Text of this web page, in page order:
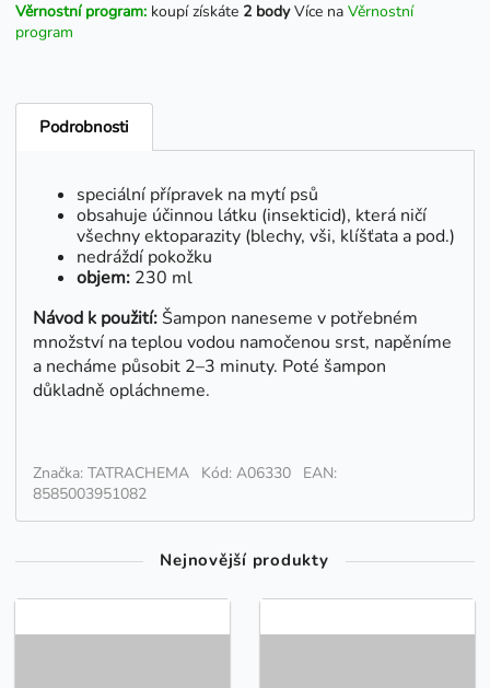
Věrnostní program: koupí získáte 2 bodyVíce na Věrnostní
program
Podrobnosti
speciální přípravek na mytí psů
obsahuje účinnou látku (insekticid), která ničí
všechny ektoparazity (blechy, vši, klíšťata a pod.)
nedráždí pokožku
objem: 230 ml
Návod k použití:Šampon naneseme v potřebném
množství na teplou vodou namočenou srst, napěníme
a necháme působit 2–⁠3 minuty. Poté šampon
důkladně opláchneme.
Značka: TATRACHEMA Kód: A06330
EAN:
8585003951082
Nejnovější produkty